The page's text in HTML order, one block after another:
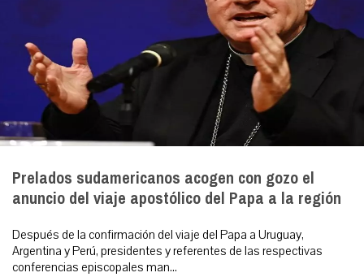
Prelados sudamericanos acogen con gozo el
anuncio del viaje apostólico del Papa a la región
Después de la confirmación del viaje del Papa a Uruguay,
Argentina y Perú, presidentes y referentes de las respectivas
conferencias episcopales man...